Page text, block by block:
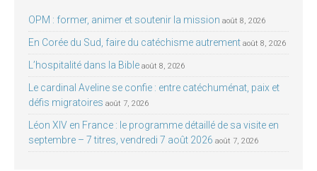
OPM : former, animer et soutenir la mission août 8, 2026
En Corée du Sud, faire du catéchisme autrement août 8, 2026
L’hospitalité dans la Bible août 8, 2026
Le cardinal Aveline se confie : entre catéchuménat, paix et
défis migratoires août 7, 2026
Léon XIV en France : le programme détaillé de sa visite en
septembre – 7 titres, vendredi 7 août 2026 août 7, 2026